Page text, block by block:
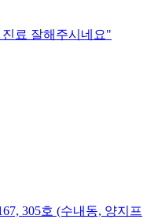
료 잘해주시네요"
305호 (수내동, 양지프